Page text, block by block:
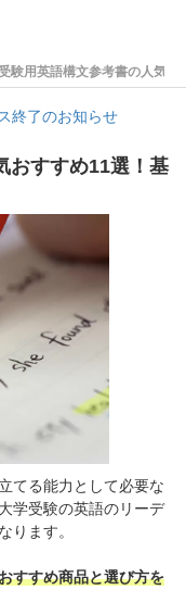
験用英語構文参考書の人気
終了のお知らせ
おすすめ11選！基
てる能力として必要な
学受験の英語のリーデ
ります。
すすめ商品と選び方を